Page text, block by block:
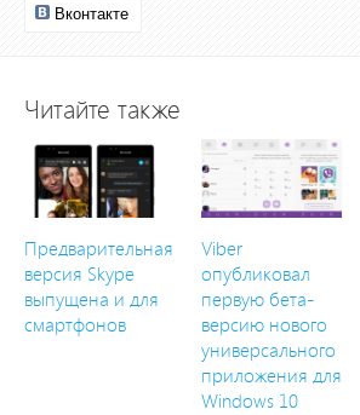
Вконтакте
Читайте также
Предварительная
версия Skype
выпущена и для
смартфонов
Viber
опубликовал
первую бета-
версию нового
универсального
приложения для
Windows 10